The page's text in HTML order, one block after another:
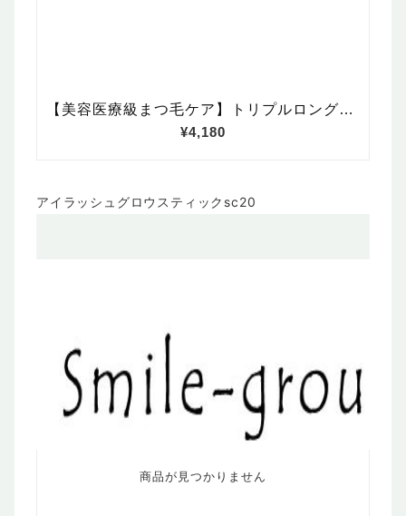
アイラッシュグロウスティックsc20